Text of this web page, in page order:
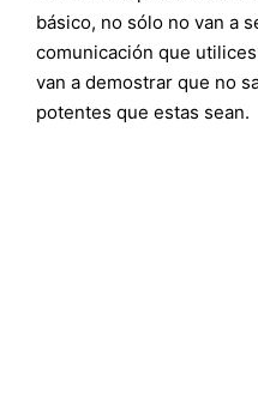
básico, no sólo no van a
comunicación que
van a demostrar que no
potentes que estas sean.